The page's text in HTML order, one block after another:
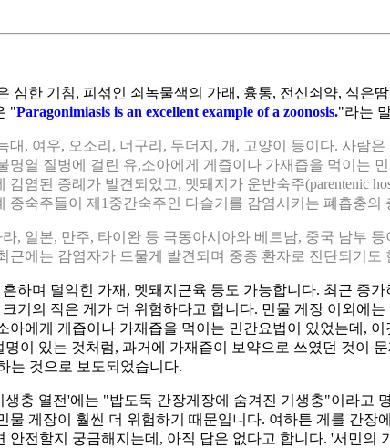
은 심한 기침, 피섞인 쇠녹물색의 가래, 흉통, 전신쇠약, 식
"Paragonimiasis is an excellent example of a zoonosis."라는
대, 여우, 오소리, 너구리, 두더지, 개, 고양이 등이다. 사람
명열 질병에 걸린 유,소아에게 게즙이나 가재즙을 먹이는
감염된 증례가 발견되었고, 멧돼지가 운반숙주(parentenic
종숙주들이 제1중간숙주인 다슬기를 감염시키는 폐흡충의
, 일본, 만주, 타이완 등 극동아시아와 베트남, 중국 남부
근에는 감염자가 드물게 발견되며 중증 환자로 진단되기
하며 덜익힌 가재, 멧돼지근육 등도 가능합니다. 최근 증
기의 작은 게가 더 위험하다고 합니다. 민물 게장 이외에
아에게 게즙이나 가재즙을 먹이는 민간요법이 있었는데,
이 있는 것처럼, 과거에 가재즙이 보약으로 쓰였던 것이
는 것으로 보도되었습니다.
충 열전'에는 "밥도둑 간장게장에 숨겨진 기생충"이라고
물 게장이 훨씬 더 위험하기 때문입니다. 여하튼 게를 간
안전할지 궁금해지는데, 아직 답은 없다고 합니다. '서민